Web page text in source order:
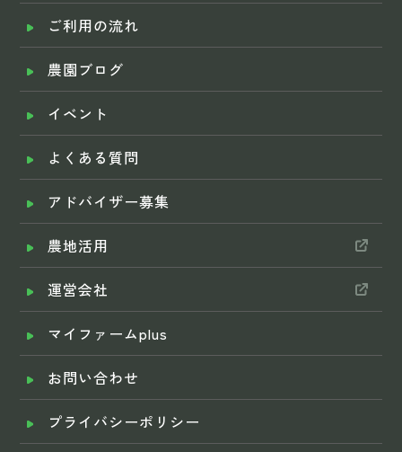
ご利用の流れ
農園ブログ
イベント
よくある質問
アドバイザー募集
農地活用
運営会社
マイファームplus
お問い合わせ
プライバシーポリシー